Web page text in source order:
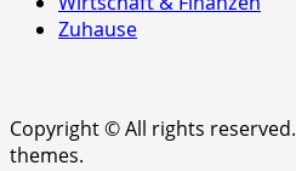
Zuhause
Copyright © All rights reserved.
themes.